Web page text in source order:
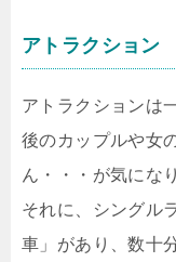
アトラクション
アトラクションは
後のカップルや女
ん・・・が気にな
それに、シングル
車」があり、数十